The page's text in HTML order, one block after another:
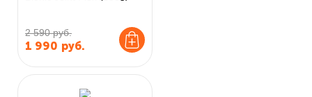
2 590 руб.
1 990 руб.